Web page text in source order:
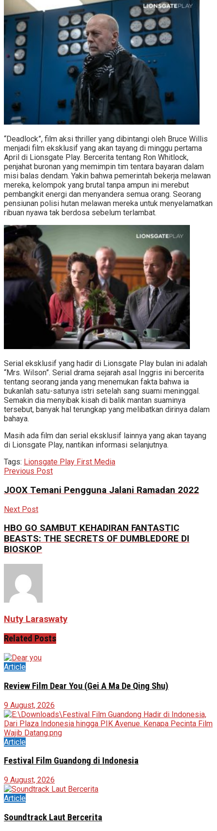
“Deadlock”, film aksi thriller yang dibintangi oleh Bruce Willis
menjadi film eksklusif yang akan tayang di minggu pertama
April di Lionsgate Play. Bercerita tentang Ron Whitlock,
penjahat buronan yang memimpin tim tentara bayaran dalam
misi balas dendam. Yakin bahwa pemerintah bekerja melawan
mereka, kelompok yang brutal tanpa ampun ini merebut
pembangkit energi dan menyandera semua orang. Seorang
pensiunan polisi hutan melawan mereka untuk menyelamatkan
ribuan nyawa tak berdosa sebelum terlambat.
Serial eksklusif yang hadir di Lionsgate Play bulan ini adalah
“Mrs. Wilson”. Serial drama sejarah asal Inggris ini bercerita
tentang seorang janda yang menemukan fakta bahwa ia
bukanlah satu-satunya istri setelah sang suami meninggal.
Semakin dia menyibak kisah di balik mantan suaminya
tersebut, banyak hal terungkap yang melibatkan dirinya dalam
bahaya.
Masih ada film dan serial eksklusif lainnya yang akan tayang
di Lionsgate Play, nantikan informasi selanjutnya.
Tags: Lionsgate Play First Media
Previous Post
JOOX Temani Pengguna Jalani Ramadan 2022
Next Post
HBO GO SAMBUT KEHADIRAN FANTASTIC
BEASTS: THE SECRETS OF DUMBLEDORE DI
BIOSKOP
Nuty Laraswaty
Related Posts
Article
Review Film Dear You (Gei A Ma De Qing Shu)
9 August, 2026
Article
Festival Film Guandong di Indonesia
9 August, 2026
Article
Soundtrack Laut Bercerita